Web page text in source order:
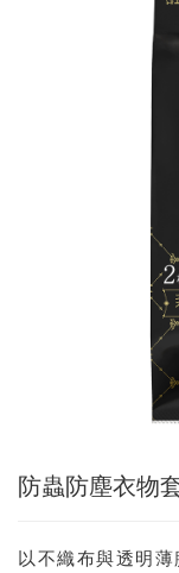
防蟲防塵衣物
以不織布與透明